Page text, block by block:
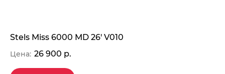
Stels Miss 6000 MD 26' V010
Цена: 26 900 р.